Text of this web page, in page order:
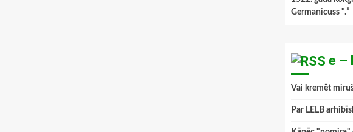
Germanicuss ".”
e –
Vai kremēt
Par LELB